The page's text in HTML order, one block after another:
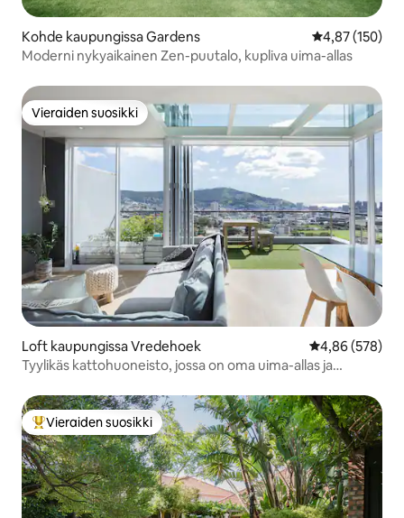
Kohde kaupungissa Gardens
4,87 (150)
Moderni nykyaikainen Zen-puutalo, kupliva uima-allas
Vieraiden suosikki
Vieraiden suosikki
Loft kaupungissa Vredehoek
4,86 (578)
Tyylikäs kattohuoneisto, jossa on oma uima-allas ja
Vieraiden suosikkien parhaimmistoa
Vieraiden suosikki